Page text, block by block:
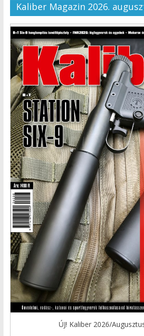
Kaliber Magazin 2026.
ÚJ! Kaliber 2026/